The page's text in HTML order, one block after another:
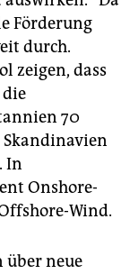
Förderung
durch.
zeigen, dass
die
70
In
Onshore-
Wind.
über neue